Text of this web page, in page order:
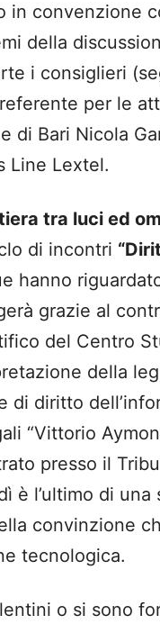
in convenzione
della
i consiglieri
per le
di Bari Nicola
Line Lextel.
tra luci ed
di incontri
hanno
grazie al
del Centro
della
di diritto
“Vittorio
presso il
è l’ultimo di
convinzione
tecnologica.
o si sono